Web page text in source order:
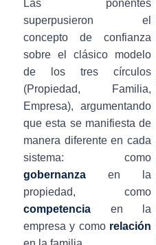
Las ponentes
superpusieron el
concepto de confianza
sobre el clásico modelo
de los tres círculos
(Propiedad, Familia,
Empresa), argumentando
que esta se manifiesta de
manera diferente en cada
sistema: como
gobernanza en la
propiedad, como
competencia en la
empresa y como relación